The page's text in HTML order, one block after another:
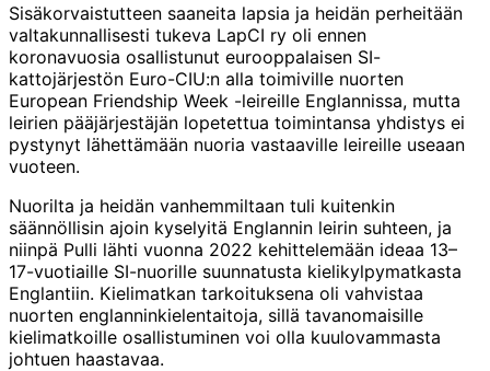
Sisäkorvaistutteen saaneita lapsia ja heidän perheitään
valtakunnallisesti tukeva LapCI ry oli ennen
koronavuosia osallistunut eurooppalaisen SI-
kattojärjestön Euro-CIU:n alla toimiville nuorten
European Friendship Week -leireille Englannissa, mutta
leirien pääjärjestäjän lopetettua toimintansa yhdistys ei
pystynyt lähettämään nuoria vastaaville leireille useaan
vuoteen.
Nuorilta ja heidän vanhemmiltaan tuli kuitenkin
säännöllisin ajoin kyselyitä Englannin leirin suhteen, ja
niinpä Pulli lähti vuonna 2022 kehittelemään ideaa 13–
17-vuotiaille SI-nuorille suunnatusta kielikylpymatkasta
Englantiin. Kielimatkan tarkoituksena oli vahvistaa
nuorten englanninkielentaitoja, sillä tavanomaisille
kielimatkoille osallistuminen voi olla kuulovammasta
johtuen haastavaa.